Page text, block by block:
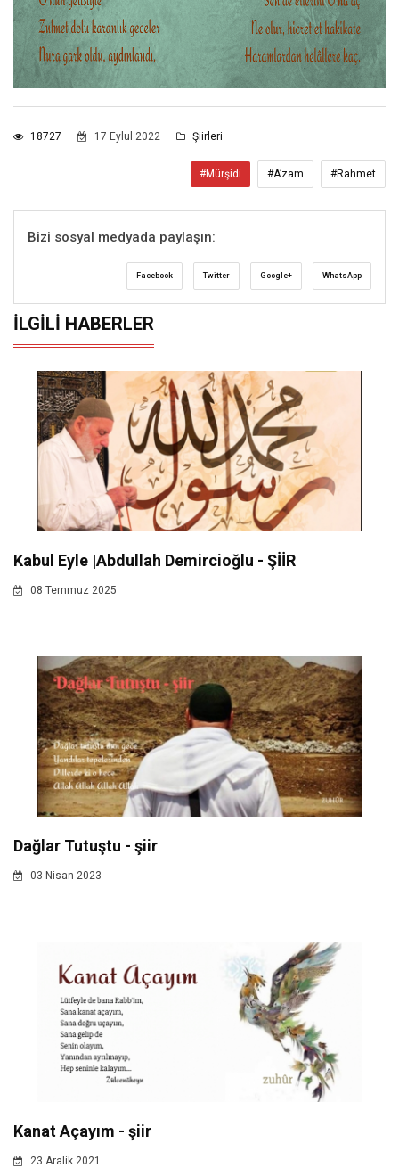
18727 17 Eylul 2022 Şiirleri
#Mürşidi #A’zam #Rahmet
Bizi sosyal medyada paylaşın:
Facebook Twitter Google+ WhatsApp
İLGILI HABERLER
Kabul Eyle |Abdullah Demircioğlu - ŞİİR
08 Temmuz 2025
Dağlar Tutuştu - şiir
03 Nisan 2023
Kanat Açayım - şiir
23 Aralik 2021